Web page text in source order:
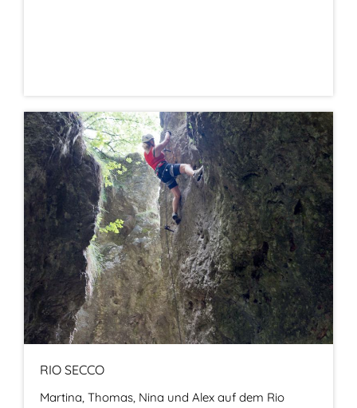
RIO SECCO
Martina, Thomas, Nina und Alex auf dem Rio